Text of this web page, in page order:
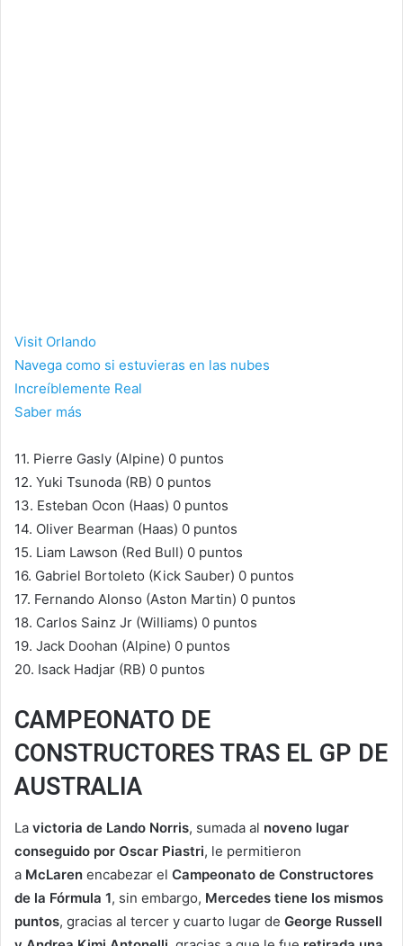
Visit Orlando
Navega como si estuvieras en las nubes
Increíblemente Real ​
Saber más
11. Pierre Gasly (Alpine) 0 puntos
12. Yuki Tsunoda (RB) 0 puntos
13. Esteban Ocon (Haas) 0 puntos
14. Oliver Bearman (Haas) 0 puntos
15. Liam Lawson (Red Bull) 0 puntos
16. Gabriel Bortoleto (Kick Sauber) 0 puntos
17. Fernando Alonso (Aston Martin) 0 puntos
18. Carlos Sainz Jr (Williams) 0 puntos
19. Jack Doohan (Alpine) 0 puntos
20. Isack Hadjar (RB) 0 puntos
CAMPEONATO DE
CONSTRUCTORES TRAS EL GP DE
AUSTRALIA
La victoria de Lando Norris, sumada al noveno lugar
conseguido por Oscar Piastri, le permitieron
a McLaren encabezar el Campeonato de Constructores
de la Fórmula 1, sin embargo, Mercedes tiene los mismos
puntos, gracias al tercer y cuarto lugar de George Russell